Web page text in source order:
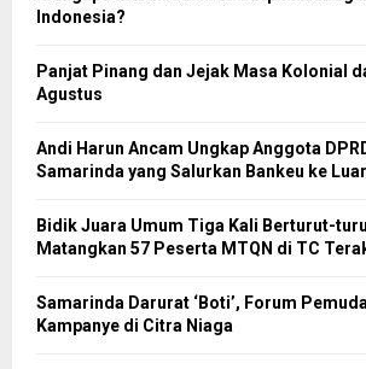
Indonesia?
Panjat Pinang dan Jejak Masa Kolonial
Agustus
Andi Harun Ancam Ungkap Anggota
Samarinda yang Salurkan Bankeu ke
Bidik Juara Umum Tiga Kali Berturut-
Matangkan 57 Peserta MTQN di TC
Samarinda Darurat ‘Boti’, Forum
Kampanye di Citra Niaga